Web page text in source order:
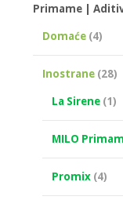
Primame |
Domaće (4)
Inostrane (28)
La Sirene (1)
MILO
Promix (4)